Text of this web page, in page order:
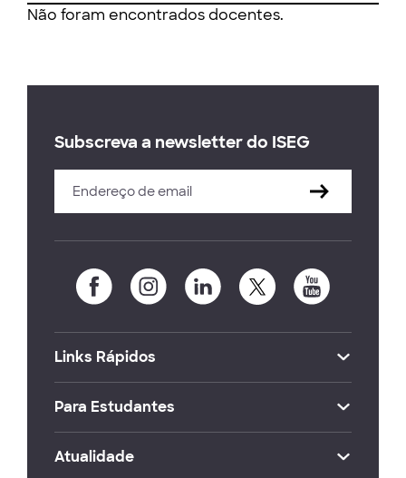
Não foram encontrados docentes.
Subscreva a newsletter do ISEG
Links Rápidos
Para Estudantes
Atualidade